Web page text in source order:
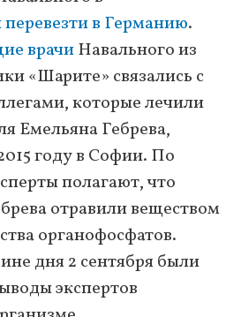
в Германию.
врачиНавального из
«Шарите» связались с
которые лечили
Емельяна Гебрева,
году в Софии. По
полагают, что
отравили веществом
органофосфатов.
дня 2 сентября были
экспертов